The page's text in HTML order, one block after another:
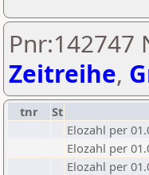
Pnr:142747
Zeitreihe,
tnr St
Elozahl per
Elozahl per
Elozahl per